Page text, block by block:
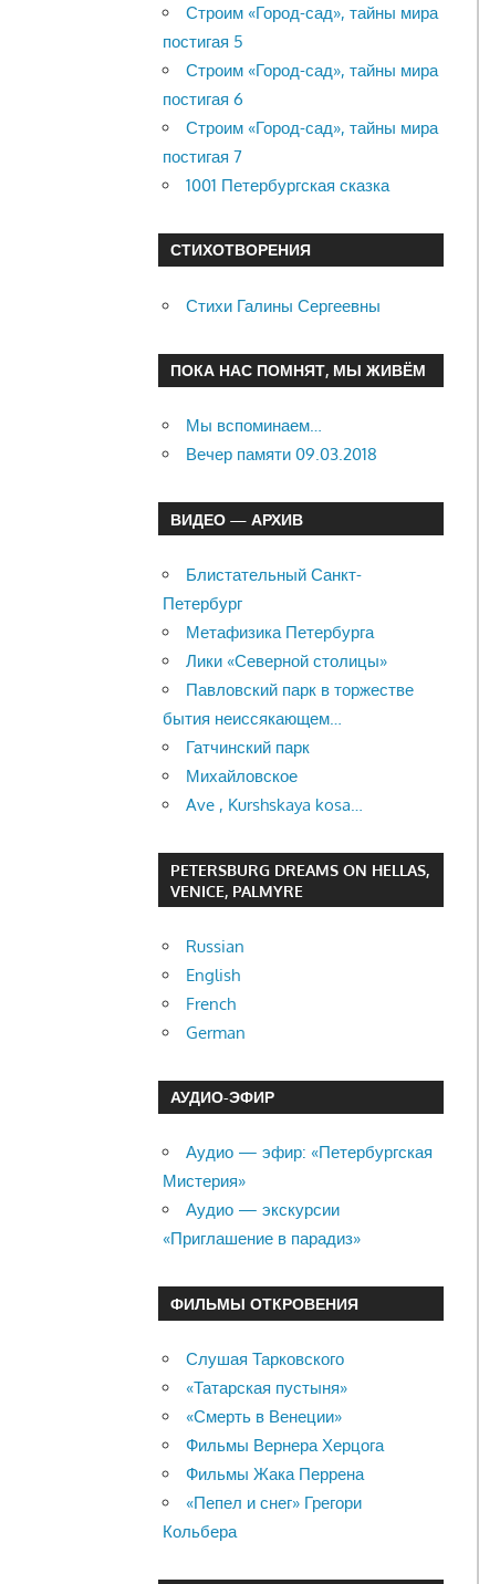
Строим «Город-сад», тайны мира
постигая 5
Строим «Город-сад», тайны мира
постигая 6
Строим «Город-сад», тайны мира
постигая 7
1001 Петербургская сказка
СТИХОТВОРЕНИЯ
Стихи Галины Сергеевны
ПОКА НАС ПОМНЯТ, МЫ ЖИВЁМ
Мы вспоминаем…
Вечер памяти 09.03.2018
ВИДЕО — АРХИВ
Блистательный Санкт-
Петербург
Метафизика Петербурга
Лики «Северной столицы»
Павловский парк в торжестве
бытия неиссякающем…
Гатчинский парк
Михайловское
Ave , Kurshskaya kosa…
PETERSBURG DREAMS ON HELLAS,
VENICE, PALMYRE
Russian
English
French
German
АУДИО-ЭФИР
Аудио — эфир: «Петербургская
Мистерия»
Аудио — экскурсии
«Приглашение в парадиз»
ФИЛЬМЫ ОТКРОВЕНИЯ
Слушая Тарковского
«Татарская пустыня»
«Смерть в Венеции»
Фильмы Вернера Херцога
Фильмы Жака Перрена
«Пепел и снег» Грегори
Кольбера